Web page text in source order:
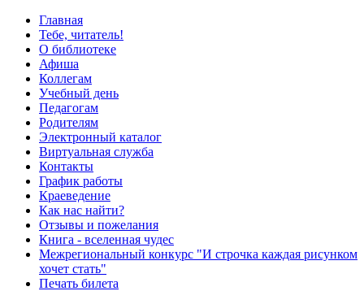
Главная
Тебе, читатель!
О библиотеке
Афиша
Коллегам
Учебный день
Педагогам
Родителям
Электронный каталог
Виртуальная служба
Контакты
График работы
Краеведение
Как нас найти?
Отзывы и пожелания
Книга - вселенная чудес
Межрегиональный конкурс "И строчка каждая рисунком
хочет стать"
Печать билета